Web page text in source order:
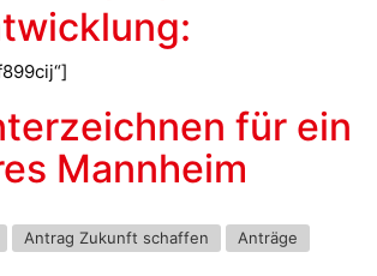
für ein
Mannheim
Antrag Zukunft schaffen
Anträge